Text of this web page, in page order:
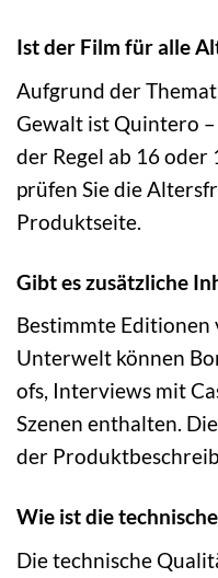
Ist der Film für alle
Aufgrund der
Gewalt ist Quintero
der Regel ab 16
prüfen Sie die
Produktseite.
Gibt es zusätzliche
Bestimmte Editionen
Unterwelt können
ofs, Interviews mit
Szenen enthalten.
der
Wie ist die
Die technische